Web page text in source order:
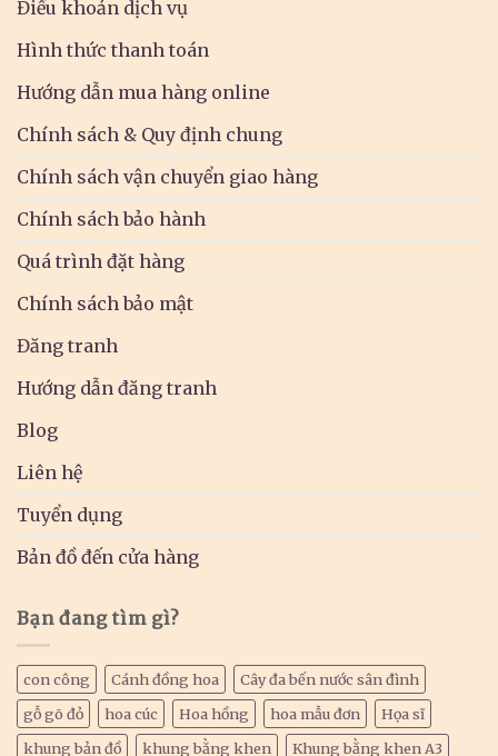
Điều khoản dịch vụ
Hình thức thanh toán
Hướng dẫn mua hàng online
Chính sách & Quy định chung
Chính sách vận chuyển giao hàng
Chính sách bảo hành
Quá trình đặt hàng
Chính sách bảo mật
Đăng tranh
Hướng dẫn đăng tranh
Blog
Liên hệ
Tuyển dụng
Bản đồ đến cửa hàng
Bạn đang tìm gì?
con công Cánh đồng hoa
Cây đa bến nước sân đình
gỗ gõ đỏ
hoa cúc Hoa hồng hoa mẫu đơn
Họa sĩ
khung bản đồ
khung bằng khen
Khung bằng khen A3